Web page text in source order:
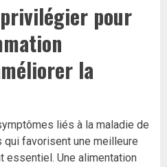
pour
la
liés à la maladie de
qui favorisent une meilleure
essentiel. Une alimentation